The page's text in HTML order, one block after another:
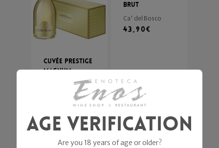
Cuvée Prestige
Magnum
Ca' del Bosco
Brut
Ca' del Bosco
43,90€
In offerta!
Age Verification
Are you 18 years of age or older?